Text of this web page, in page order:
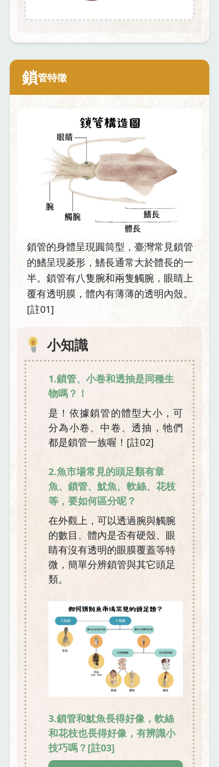
鎖管特徵
鎖管的身體呈現圓筒型，臺灣常見鎖管
的鰭呈現菱形，鰭長通常大於體長的一
半。鎖管有八隻腕和兩隻觸腕，眼睛上
覆有透明膜，體內有薄薄的透明內殼。
[註01]
小知識
1.鎖管、小卷和透抽是同種生
物嗎？！
是！依據鎖管的體型大小，可
分為小卷、中卷、透抽，牠們
都是鎖管一族喔！[註02]
2.魚市場常見的頭足類有章
魚、鎖管、魷魚、軟絲、花枝
等，要如何區分呢？
在外觀上，可以透過腕與觸腕
的數目、體內是否有硬殼、眼
睛有沒有透明的眼膜覆蓋等特
微，簡單分辨鎖管與其它頭足
類。
3.鎖管和魷魚長得好像，軟絲
和花枝也長得好像，有辨識小
技巧嗎？[註03]